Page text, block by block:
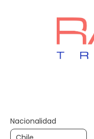
Nacionalidad